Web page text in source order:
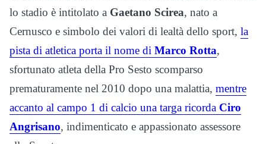
lo stadio è intitolato a Gaetano Scirea, nato a
Cernusco e simbolo dei valori di lealtà dello sport, la
pista di atletica porta il nome di Marco Rotta,
sfortunato atleta della Pro Sesto scomparso
prematuramente nel 2010 dopo una malattia, mentre
accanto al campo 1 di calcio una targa ricorda Ciro
Angrisano, indimenticato e appassionato assessore